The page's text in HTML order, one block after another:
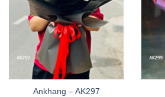
Ankhang – AK297